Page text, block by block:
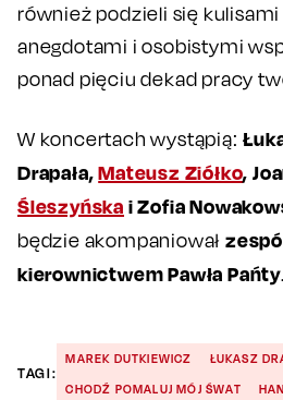
również podzieli się
anegdotami i osobistymi
ponad pięciu dekad pracy
W koncertach wystąpią:
Drapała,Mateusz Ziółko,
Śleszyńska i Zofia
będzie akompaniował
kierownictwem Pawła Pańty.
TAGI:
MAREK DUTKIEWICZ
ŁUKASZ
CHODŹ POMALUJ MÓJ ŚWAT